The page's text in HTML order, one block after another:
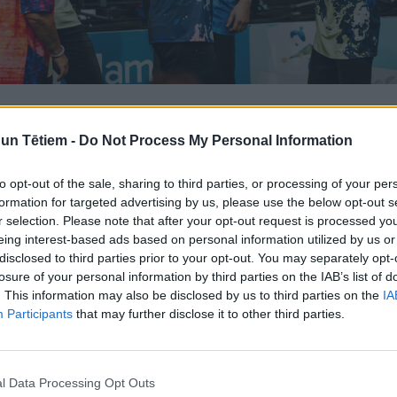
Tētiem - Do Not Process My Personal Information
opt-out of the sale, sharing to third parties, or processing of your
for targeted advertising by us, please use the below opt-out
selection. Please note that after your opt-out request is processed
interest-based ads based on personal information utilized by us
to third parties prior to your opt-out. You may separately
of your personal information by third parties on the IAB’s list of
This information may also be disclosed by us to third parties on the
Participants that may further disclose it to other third parties.
Data Processing Opt Outs
mērķi ir vecāku izglītošana, ģimenes vērtību
rūpes par bērnu drošību un bērnu
vidēji 240 000 unikālo lietotāju Latvijā
20 % vīriešu. Vidējā lasītāja profils: sieviete, 34
% lietotāju portālu lasa, izmantojot mobilās
Ventspilī, Kuldīgā.